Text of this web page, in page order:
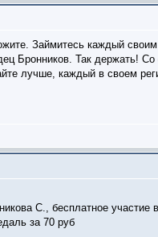
Займитесь каждый
Бронников. Так держать! Со
лучше, каждый в своем
С., бесплатное участие
за 70 руб